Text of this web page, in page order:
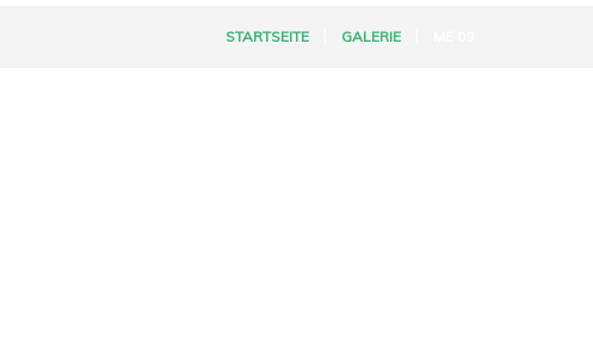
STARTSEITE GALERIE